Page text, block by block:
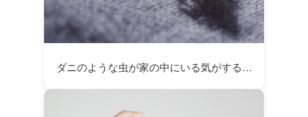
ダニのような虫が家の中にいる気がする…